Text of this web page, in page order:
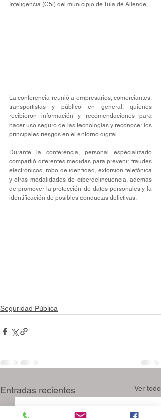
Inteligencia (C5i) del municipio de Tula de Allende.
La conferencia reunió a empresarios, comerciantes,
transportistas y público en general, quienes
recibieron información y recomendaciones para
hacer uso seguro de las tecnologías y reconocer los
principales riesgos en el entorno digital.
Durante la conferencia, personal especializado
compartió diferentes medidas para prevenir fraudes
electrónicos, robo de identidad, extorsión telefónica
y otras modalidades de ciberdelincuencia, además
de promover la protección de datos personales y la
identificación de posibles conductas delictivas.
Seguridad Pública
Entradas recientes Ver todo